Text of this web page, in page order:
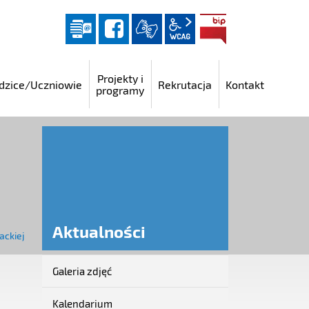
Dziennik elektroniczny
facebook
wcag2.1
Uczniowie
Projekty i
programy
Rekrutacja Kontakt
Aktualności
Galeria zdjęć
Kalendarium